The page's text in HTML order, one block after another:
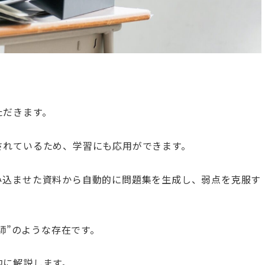
きます。
いるため、学習にも応用ができます。
ませた資料から自動的に問題集を生成し、弱点を克服す
のような存在です。